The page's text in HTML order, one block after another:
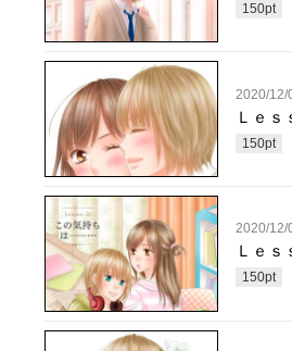
150pt
2020/12/
Ｌｅ
150pt
2020/12/
Ｌｅ
150pt